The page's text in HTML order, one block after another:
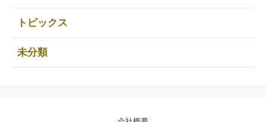
トピックス
未分類